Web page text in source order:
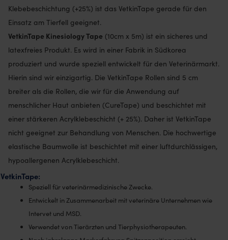
Klebebeschichtung (+25%) ist das VetkinTape gerade für den
Einsatz am Tierfell geeignet.
VetkinTape Kinesiology Tape (10cm x 5m) ist ein sicheres und
latexfreies Produkt. Es wird in einer Fabrik in Südkorea
produziert und wurde speziell entwickelt für den Veterinärmarkt.
Hierin sind wir einzigartig. Die VetkinTape Rollen sind 5 cm
breiter als die Rollen, die wir für die Anwendung auf
menschlicher Haut anbieten (CureTape) und beschichtet mit
einer stärkeren Acrylklebeschicht (+ 25%). Daher ist VetkinTape
nicht geeignet zur Behandlung von Menschen. Die hochwertige
elastische Baumwolle ist beschichtet mit einer luftdurchlässigen,
hypoallergenen Acrylklebeschicht.
VetkinTape:
Speziell für veterinärmedizinische Zwecke.
Entwickelt in Zusammenarbeit mit veterinäre Unternehmen wie
Intervet und MSD.
Verwendet von Tierärzten und Tierphysiotherapeuten.